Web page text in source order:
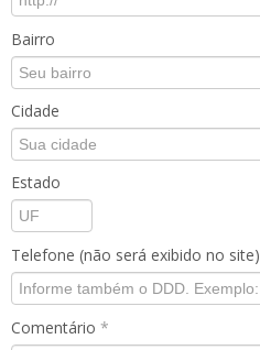
Bairro
Cidade
Estado
Telefone (não será exibido no site)
Comentário *